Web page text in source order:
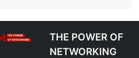
THE POWER OF
NETWORKING